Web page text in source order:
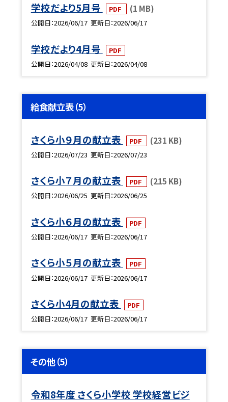
学校だより5月号 PDF (1 MB)
公開日 2026/06/17 更新日 2026/06/17
学校だより4月号
PDF
公開日 2026/04/08 更新日 2026/04/08
給食献立表（5）
さくら小９月の献立表 PDF (231 KB)
公開日 2026/07/23 更新日 2026/07/23
さくら小７月の献立表 PDF (215 KB)
公開日 2026/06/25 更新日 2026/06/25
さくら小６月の献立表
PDF
公開日 2026/06/17 更新日 2026/06/17
さくら小５月の献立表
PDF
公開日 2026/06/17 更新日 2026/06/17
さくら小4月の献立表
PDF
公開日 2026/06/17 更新日 2026/06/17
その他（5）
令和8年度 さくら小学校 学校経営ビジ